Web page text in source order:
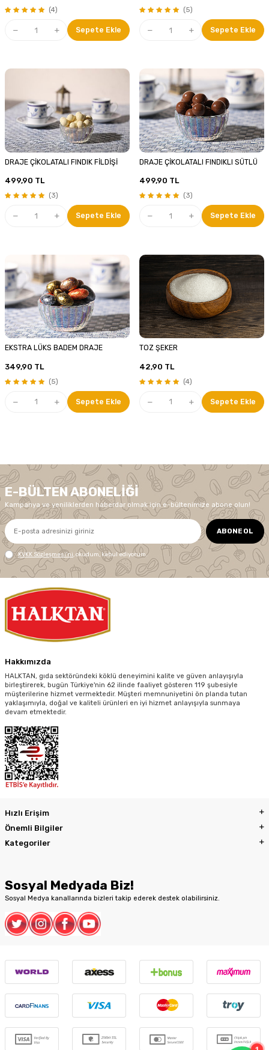
(4)
Sepete Ekle
(5)
Sepete Ekle
DRAJE ÇİKOLATALI FINDIK FİLDİŞİ
499,90 TL
(3)
Sepete Ekle
DRAJE ÇİKOLATALI FINDIKLI SÜTLÜ
499,90 TL
(3)
Sepete Ekle
EKSTRA LÜKS BADEM DRAJE
349,90 TL
(5)
Sepete Ekle
TOZ ŞEKER
42,90 TL
(4)
Sepete Ekle
E-BÜLTEN ABONELIĞI
Kampanya ve yeniliklerden haberdar olmak için e-bültenimize abone olun!
ABONE OL
KVKK Sözleşmesi'ni , okudum, kabul ediyorum.
Hakkımızda
HALKTAN, gıda sektöründeki köklü deneyimini kalite ve güven anlayışıyla
birleştirerek, bugün Türkiye'nin 62 ilinde faaliyet gösteren 119 şubesiyle
müşterilerine hizmet vermektedir. Müşteri memnuniyetini ön planda tutan
yaklaşımıyla, doğal ve kaliteli ürünleri en iyi hizmet anlayışıyla sunmaya
devam etmektedir.
Hızlı Erişim
Önemli Bilgiler
Kategoriler
Sosyal Medyada Biz!
Sosyal Medya kanallarında bizleri takip ederek destek olabilirsiniz.